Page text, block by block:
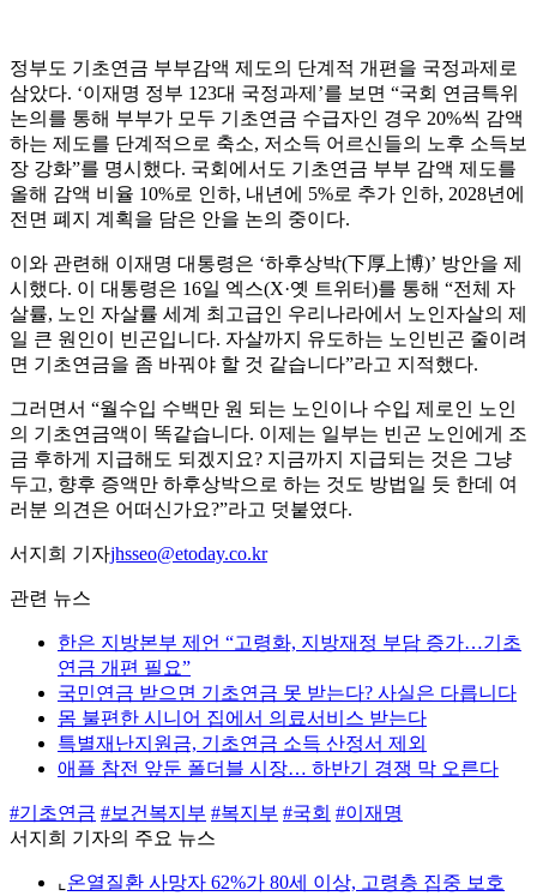
정부도 기초연금 부부감액 제도의 단계적 개편을 국정과제로
삼았다. ‘이재명 정부 123대 국정과제’를 보면 “국회 연금특위
논의를 통해 부부가 모두 기초연금 수급자인 경우 20%씩 감액
하는 제도를 단계적으로 축소, 저소득 어르신들의 노후 소득보
장 강화”를 명시했다. 국회에서도 기초연금 부부 감액 제도를
올해 감액 비율 10%로 인하, 내년에 5%로 추가 인하, 2028년에
전면 폐지 계획을 담은 안을 논의 중이다.
이와 관련해 이재명 대통령은 ‘하후상박(下厚上博)’ 방안을 제
시했다. 이 대통령은 16일 엑스(X·옛 트위터)를 통해 “전체 자
살률, 노인 자살률 세계 최고급인 우리나라에서 노인자살의 제
일 큰 원인이 빈곤입니다. 자살까지 유도하는 노인빈곤 줄이려
면 기초연금을 좀 바꿔야 할 것 같습니다”라고 지적했다.
그러면서 “월수입 수백만 원 되는 노인이나 수입 제로인 노인
의 기초연금액이 똑같습니다. 이제는 일부는 빈곤 노인에게 조
금 후하게 지급해도 되겠지요? 지금까지 지급되는 것은 그냥
두고, 향후 증액만 하후상박으로 하는 것도 방법일 듯 한데 여
러분 의견은 어떠신가요?”라고 덧붙였다.
서지희 기자jhsseo@etoday.co.kr
관련 뉴스
한은 지방본부 제언 “고령화, 지방재정 부담 증가…기초
연금 개편 필요”
국민연금 받으면 기초연금 못 받는다? 사실은 다릅니다
몸 불편한 시니어 집에서 의료서비스 받는다
특별재난지원금, 기초연금 소득 산정서 제외
애플 참전 앞둔 폴더블 시장… 하반기 경쟁 막 오른다
#기초연금 #보건복지부 #복지부 #국회 #이재명
서지희 기자의 주요 뉴스
⌞ 온열질환 사망자 62%가 80세 이상, 고령층 집중 보호